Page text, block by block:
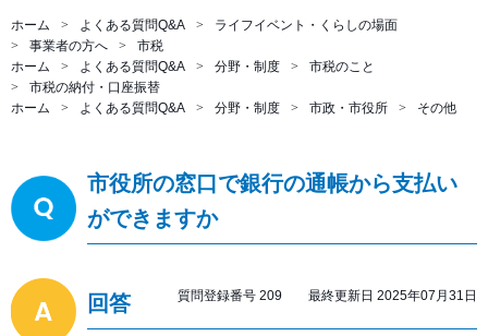
ホーム よくある質問Q&A
ライフイベント・くらしの場面
事業者の方へ
市税
ホーム
よくある質問Q&A 分野・制度
市税のこと
市税の納付・口座振替
ホーム
よくある質問Q&A 分野・制度 市政・市役所 その他
市役所の窓口で銀行の通帳から支払い
ができますか
回答 質問登録番号 209 最終更新日 2025年07月31日